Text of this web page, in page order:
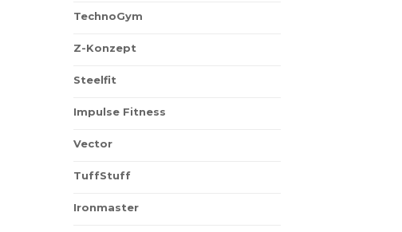
TechnoGym
Z-Konzept
Steelfit
Impulse Fitness
Vector
TuffStuff
Ironmaster